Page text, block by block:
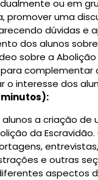
ou em
promover uma
dúvidas e
dos alunos
sobre a
complementar
o interesse dos
minutos):
a criação de
da Escravidão.
e outras
aspectos